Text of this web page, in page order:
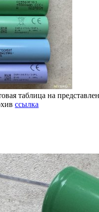
таблица на
ссылка